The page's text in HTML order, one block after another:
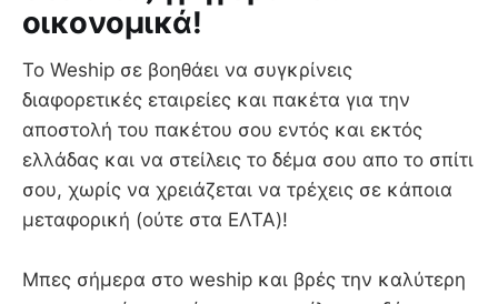
οικονομικά!
Το Weship σε βοηθάει να συγκρίνεις
διαφορετικές εταιρείες και πακέτα για την
αποστολή του πακέτου σου εντός και εκτός
ελλάδας και να στείλεις το δέμα σου απο το σπίτι
σου, χωρίς να χρειάζεται να τρέχεις σε κάποια
μεταφορική (ούτε στα ΕΛΤΑ)!
Mπες σήμερα στο weship και βρές την καλύτερη